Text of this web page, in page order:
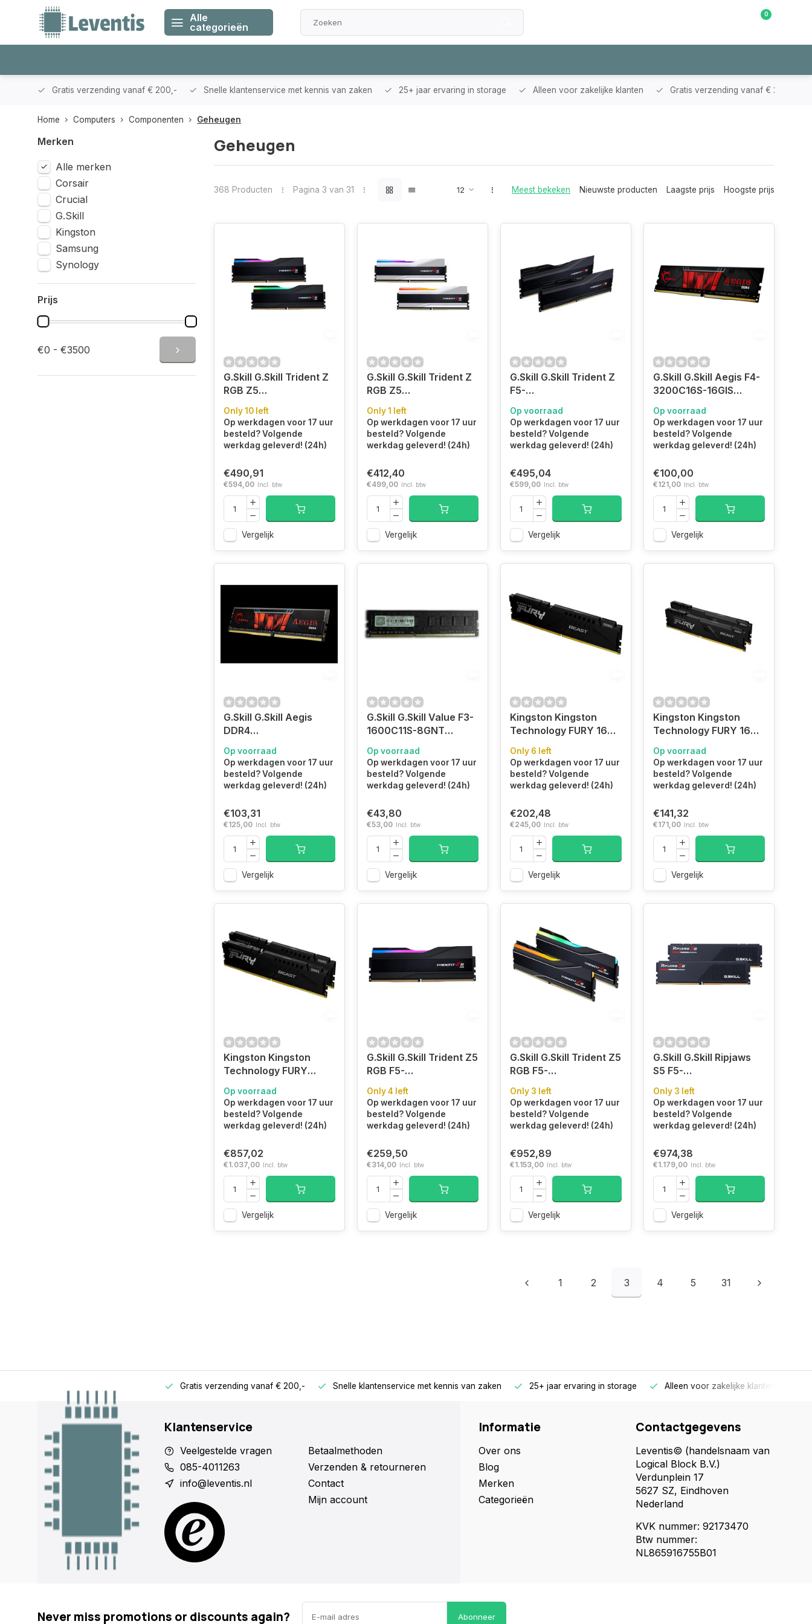
Alle
categorieën
0
Gratis verzending vanaf € 200,- Snelle klantenservice met kennis van zaken 25+ jaar ervaring in storage Alleen voor zakelijke klanten Gratis verzending vanaf € 200,-
Home Computers Componenten Geheugen
Merken
Alle merken
Corsair
Crucial
G.Skill
Kingston
Samsung
Synology
Prijs
€0 - €3500
Geheugen
368 Producten Pagina 3 van 31 Meest bekeken Nieuwste producten Laagste prijs Hoogste prijs
G.Skill G.Skill Trident Z
RGB Z5
geheugenmodule 32
GB 2 x 16 GB DDR5
288-pin DIMM
Only 10 left
Op werkdagen voor 17 uur
besteld? Volgende
werkdag geleverd! (24h)
€490,91
€594,00 Incl. btw
Vergelijk
G.Skill G.Skill Trident Z
RGB Z5
geheugenmodule 32
GB 2 x 16 GB DDR5
288-pin DIMM
Only 1 left
Op werkdagen voor 17 uur
besteld? Volgende
werkdag geleverd! (24h)
€412,40
€499,00 Incl. btw
Vergelijk
G.Skill G.Skill Trident Z
F5-
TZ5K geheugenmodule
32 GB 2 x 16 GB DDR5
288-pin DIMM
Op voorraad
Op werkdagen voor 17 uur
besteld? Volgende
werkdag geleverd! (24h)
€495,04
€599,00 Incl. btw
Vergelijk
G.Skill G.Skill Aegis F4-
3200C16S-16GIS
GB 1 x 16 GB DDR4
288-pin DIMM
Op voorraad
Op werkdagen voor 17 uur
besteld? Volgende
werkdag geleverd! (24h)
€100,00
€121,00 Incl. btw
Vergelijk
G.Skill G.Skill Aegis
DDR4
GB 1 x 16 GB 288-pin
DIMM
Op voorraad
Op werkdagen voor 17 uur
besteld? Volgende
werkdag geleverd! (24h)
€103,31
€125,00 Incl. btw
Vergelijk
G.Skill G.Skill Value F3-
1600C11S-8GNT
1 x 8 GB DDR3 240-pin
DIMM
Op voorraad
Op werkdagen voor 17 uur
besteld? Volgende
werkdag geleverd! (24h)
€43,80
€53,00 Incl. btw
Vergelijk
Kingston Kingston
Technology FURY 16GB
5200MT/s DDR5 CL40
DIMM Beast Black
Only 6 left
Op werkdagen voor 17 uur
besteld? Volgende
werkdag geleverd! (24h)
€202,48
€245,00 Incl. btw
Vergelijk
Kingston Kingston
Technology FURY 16GB
DIMM (Kit van 2) Beast
Black
Op voorraad
Op werkdagen voor 17 uur
besteld? Volgende
werkdag geleverd! (24h)
€141,32
€171,00 Incl. btw
Vergelijk
Kingston Kingston
Technology FURY
CL36 DIMM (set van 2)
Beast Black EXPO
Op voorraad
Op werkdagen voor 17 uur
besteld? Volgende
werkdag geleverd! (24h)
€857,02
€1.037,00 Incl. btw
Vergelijk
G.Skill G.Skill Trident Z5
RGB F5-
6000J3636F16GX1-
TZ5RK
geheugenmodule 16
GB 1 x 16 GB DDR5
DIMM
Only 4 left
Op werkdagen voor 17 uur
besteld? Volgende
werkdag geleverd! (24h)
€259,50
€314,00 Incl. btw
Vergelijk
G.Skill G.Skill Trident Z5
RGB F5-
8000J4048G24GX2-
TZ5NR
geheugenmodule 48
GB 2 x 24 GB DDR5
DIMM
Only 3 left
Op werkdagen voor 17 uur
besteld? Volgende
werkdag geleverd! (24h)
€952,89
€1.153,00 Incl. btw
Vergelijk
G.Skill G.Skill Ripjaws
S5 F5-
6800J3445G16GX2-
RS5K geheugenmodule
32 GB 2 x 16 GB DDR5
Only 3 left
Op werkdagen voor 17 uur
besteld? Volgende
werkdag geleverd! (24h)
€974,38
€1.179,00 Incl. btw
Vergelijk
1 2 3 4 5 31
Gratis verzending vanaf € 200,- Snelle klantenservice met kennis van zaken 25+ jaar ervaring in storage Alleen voor zakelijke klanten
Klantenservice
Veelgestelde vragen
085-4011263
info@leventis.nl
Betaalmethoden
Verzenden & retourneren
Contact
Mijn account
Informatie
Over ons
Blog
Merken
Categorieën
Contactgegevens
Leventis© (handelsnaam van
Logical Block B.V.)
Verdunplein 17
5627 SZ, Eindhoven
Nederland
KVK nummer: 92173470
Btw nummer:
NL865916755B01
Never miss promotions or discounts again? Abonneer